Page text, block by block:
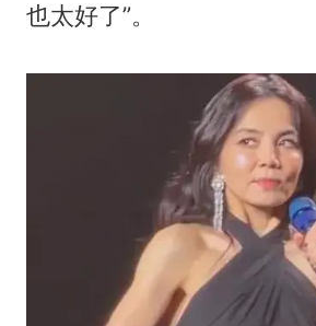
也太好了”。